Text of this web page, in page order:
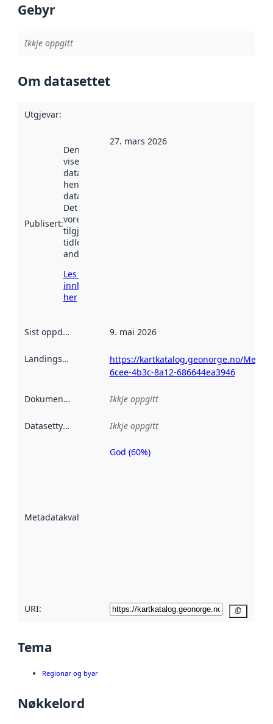
Gebyr
Ikkje oppgitt
Om datasettet
Utgjevar:
Publisert:
Denne datoen
viser når
datasettet vart
henta inn av
data.norge.no.
Det kan ha
vore
tilgjengeleg
tidlegare
andre stader.
Les meir om
innhenting
her
27. mars 2026
Sist oppdatert 9. mai 2026
Landingsside
https://kartkatalog.geonorge.no/
6cee-4b3c-8a12-686644ea3946
Dokumentasjon Ikkje oppgitt
Datasettype Ikkje oppgitt
Metadatakvalitet
Metadatakvalitet
God (60%)
URI:
Tema
Regionar og byar
Nøkkelord